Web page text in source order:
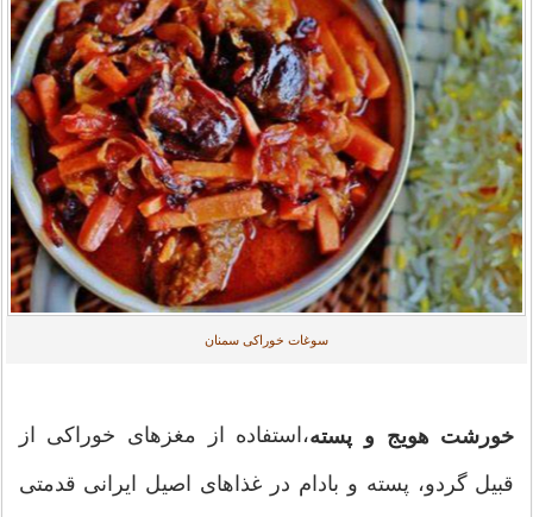
سوغات خوراکی سمنان
خورشت هویج و پسته،استفاده از مغزهای خوراکی از
قبیل گردو، پسته و بادام در غذاهای اصیل ایرانی قدمتی